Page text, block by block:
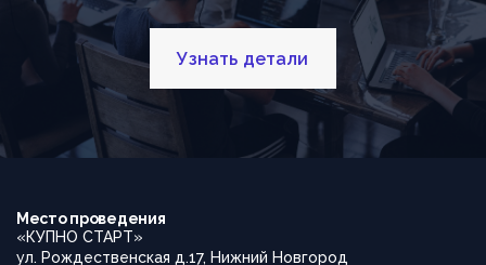
Узнать детали
Место проведения
«КУПНО СТАРТ»
ул. Рождественская д.17, Нижний Новгород